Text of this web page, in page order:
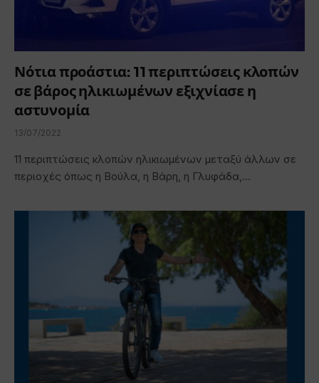
Νότια προάστια: 11 περιπτώσεις κλοπών
σε βάρος ηλικιωμένων εξιχνίασε η
αστυνομία
13/07/2022
11 περιπτώσεις κλοπών ηλικιωμένων μεταξύ άλλων σε
περιοχές όπως η Βούλα, η Βάρη, η Γλυφάδα,…